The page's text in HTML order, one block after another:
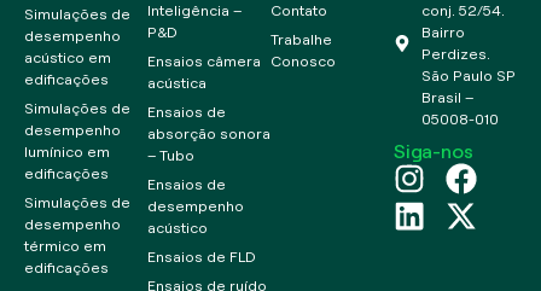
Contato
Trabalhe
Conosco
Simulações de
desempenho
acústico em
edificações
Simulações de
desempenho
lumínico em
edificações
Simulações de
desempenho
térmico em
edificações
Inteligência –
P&D
Ensaios câmera
acústica
Ensaios de
absorção sonora
– Tubo
Ensaios de
desempenho
acústico
Ensaios de FLD
Ensaios de ruído
conj. 52/54.
Bairro
Perdizes.
São Paulo SP
Brasil –
05008-010
Siga-nos